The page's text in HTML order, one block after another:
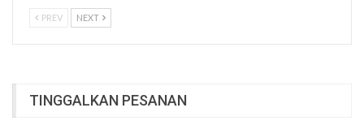
PREV NEXT
TINGGALKAN PESANAN